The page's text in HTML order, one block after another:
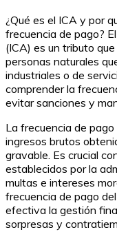
¿Qué es el ICA y por
frecuencia de pago?
(ICA) es un tributo
personas naturales
industriales o de
comprender la
evitar sanciones y
La frecuencia de
ingresos brutos
gravable. Es crucial
establecidos por la
multas e intereses
frecuencia de pago
efectiva la gestión
sorpresas y